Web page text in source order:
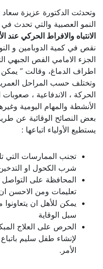
وتحدثت الدكتورة عزيزة
النمو العصبية والتي تحدث
الانتباه والافراط الحركي عند
نقص في كمية الدوبامين و
الجزء الامامي الفص الجبهي
اطراف الدماغ، وقالت ”
وتختلف حسب المراحل
الحركة ، الاندفاعية ، صعوبات
الأنشطة والمهام اليومية
بعض النصائح الوقائية عن
يستطيع الأولياء اتباعها :
تجنب الممارسات التي
شرب الكحول او
المحافظة على
تعليمات ومن الاحسن
يمكن للأهل ان
سبل الوقاية
الحرص على العلاج
لإنشاء طفل سليم
الأمر.